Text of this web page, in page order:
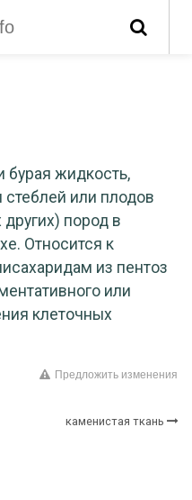
бурая жидкость,
или плодов
пород в
Относится к
из пентоз
или
клеточных
Предложить изменения
каменистая ткань